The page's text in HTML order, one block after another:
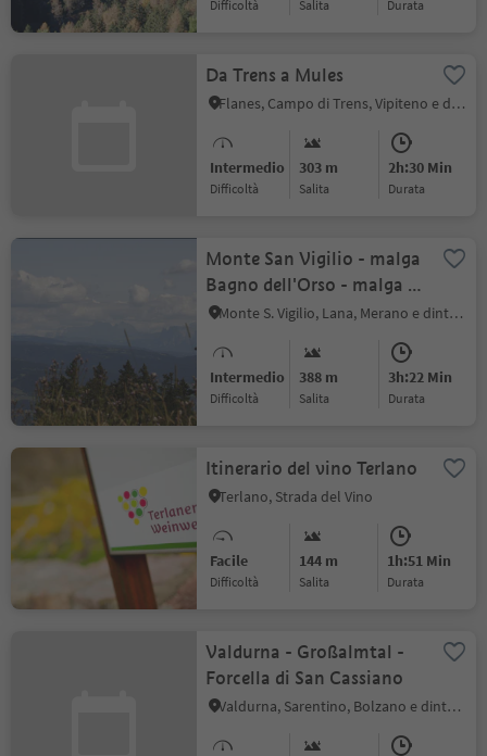
Difficoltà Salita durata
Da Trens a Mules
Flanes, Campo di Trens, Vipiteno e dintorni
Intermedio
Difficoltà
303 m
Salita
2h:30 Min
durata
Monte San Vigilio - malga
Bagno dell'Orso - malga di
Naturno
Monte S. Vigilio, Lana, Merano e dintorni
Intermedio
Difficoltà
388 m
Salita
3h:22 Min
durata
Itinerario del vino Terlano
Terlano, Strada del Vino
Facile
Difficoltà
144 m
Salita
1h:51 Min
durata
Valdurna - Großalmtal -
Forcella di San Cassiano
Valdurna, Sarentino, Bolzano e dintorni